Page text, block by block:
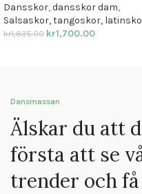
Dansskor,dansskor dam,
Salsaskor, tangoskor,
kr1,835.00 kr1,700.00
Dansmassan
Älskar du att
första att se
trender och